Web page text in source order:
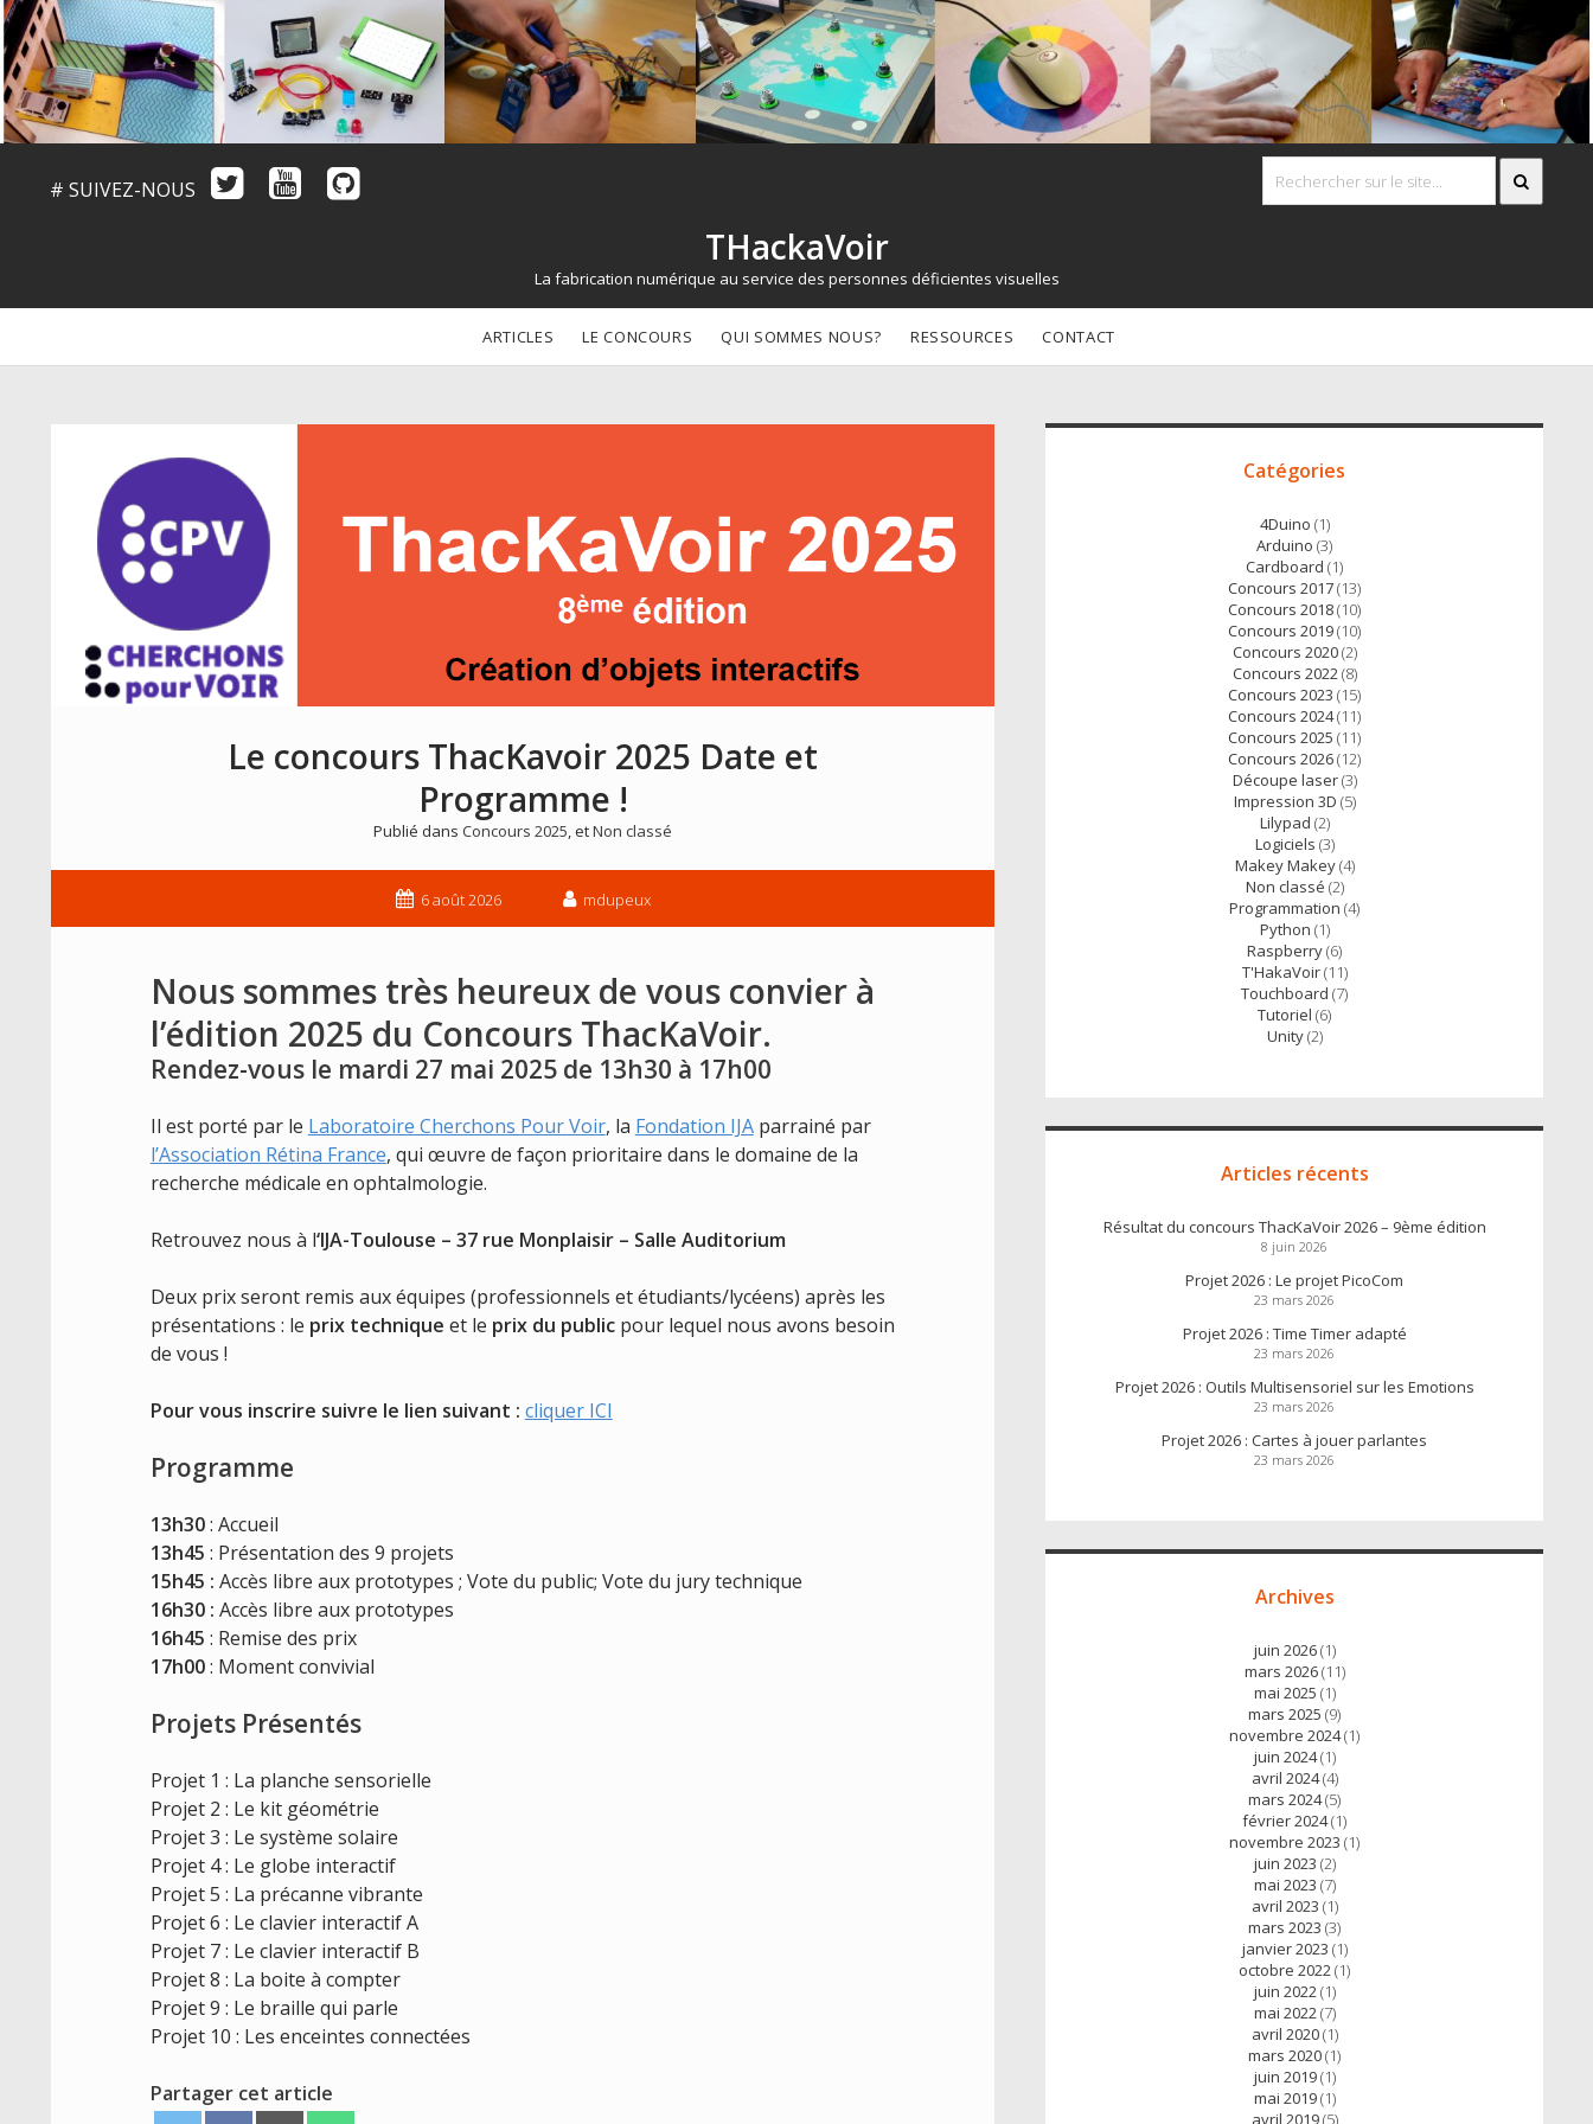
# SUIVEZ-NOUS
THackaVoir
La fabrication numérique au service des personnes déficientes visuelles
ARTICLES LE CONCOURS QUI SOMMES NOUS? RESSOURCES CONTACT
Le concours ThacKavoir 2025 Date et
Programme !
Publié dans Concours 2025, etNon classé
6 août 2026 mdupeux
Nous sommes très heureux de vous convier à
l’édition 2025 du Concours ThacKaVoir.
Rendez-vous le mardi 27 mai 2025 de 13h30 à 17h00
Il est porté par le Laboratoire Cherchons Pour Voir, la Fondation IJAparrainé par
l’Association Rétina France, qui œuvre de façon prioritaire dans le domaine de la
recherche médicale en ophtalmologie.
Retrouvez nous à l‘IJA-Toulouse – 37 rue Monplaisir – Salle Auditorium
Deux prix seront remis aux équipes (professionnels et étudiants/lycéens) après les
présentations : le prix technique et le prix du publicpour lequel nous avons besoin
de vous !
Pour vous inscrire suivre le lien suivant : cliquer ICI
Programme
13h30: Accueil
13h45 : Présentation des 9 projets
15h45 : Accès libre aux prototypes ; Vote du public; Vote du jury technique
16h30 : Accès libre aux prototypes
16h45 : Remise des prix
17h00: Moment convivial
Projets Présentés
Projet 1 : La planche sensorielle
Projet 2 : Le kit géométrie
Projet 3 : Le système solaire
Projet 4 : Le globe interactif
Projet 5 : La précanne vibrante
Projet 6 : Le clavier interactif A
Projet 7 : Le clavier interactif B
Projet 8 : La boite à compter
Projet 9 : Le braille qui parle
Projet 10 : Les enceintes connectées
Partager cet article
Accès
Catégories
4Duino (1)
Arduino (3)
Cardboard (1)
Concours 2017(13)
Concours 2018(10)
Concours 2019(10)
Concours 2020(2)
Concours 2022(8)
Concours 2023 (15)
Concours 2024(11)
Concours 2025 (11)
Concours 2026(12)
Découpe laser(3)
Impression 3D (5)
Lilypad (2)
Logiciels (3)
Makey Makey(4)
Non classé (2)
Programmation (4)
Python (1)
Raspberry(6)
T'HakaVoir(11)
Touchboard (7)
Tutoriel (6)
Unity(2)
Articles récents
Résultat du concours ThacKaVoir 2026 – 9ème édition
8 juin 2026
Projet 2026 : Le projet PicoCom
23 mars 2026
Projet 2026 : Time Timer adapté
23 mars 2026
Projet 2026 : Outils Multisensoriel sur les Emotions
23 mars 2026
Projet 2026 : Cartes à jouer parlantes
23 mars 2026
Archives
juin 2026(1)
mars 2026(11)
mai 2025 (1)
mars 2025 (9)
novembre 2024(1)
juin 2024(1)
avril 2024(4)
mars 2024(5)
février 2024(1)
novembre 2023 (1)
juin 2023 (2)
mai 2023 (7)
avril 2023 (1)
mars 2023 (3)
janvier 2023 (1)
octobre 2022(1)
juin 2022(1)
mai 2022(7)
avril 2020(1)
mars 2020(1)
juin 2019(1)
mai 2019(1)
avril 2019(5)